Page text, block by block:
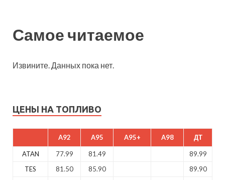
Самое читаемое
Извините. Данных пока нет.
ЦЕНЫ НА ТОПЛИВО
A92 A95 A95+ A98 ДТ
ATAN 77.99 81.49
89.99
TES
81.50 85.90
89.90